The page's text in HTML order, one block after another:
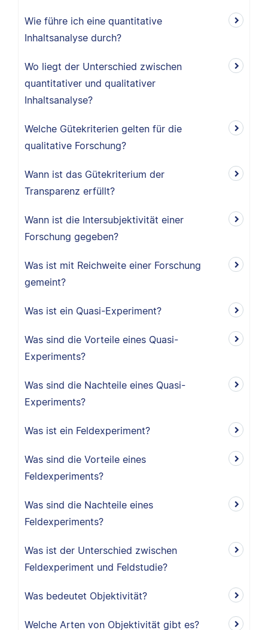
Wie führe ich eine quantitative
Inhaltsanalyse durch?
Wo liegt der Unterschied zwischen
quantitativer und qualitativer
Inhaltsanalyse?
Welche Gütekriterien gelten für die
qualitative Forschung?
Wann ist das Gütekriterium der
Transparenz erfüllt?
Wann ist die Intersubjektivität einer
Forschung gegeben?
Was ist mit Reichweite einer Forschung
gemeint?
Was ist ein Quasi-Experiment?
Was sind die Vorteile eines Quasi-
Experiments?
Was sind die Nachteile eines Quasi-
Experiments?
Was ist ein Feldexperiment?
Was sind die Vorteile eines
Feldexperiments?
Was sind die Nachteile eines
Feldexperiments?
Was ist der Unterschied zwischen
Feldexperiment und Feldstudie?
Was bedeutet Objektivität?
Welche Arten von Objektivität gibt es?